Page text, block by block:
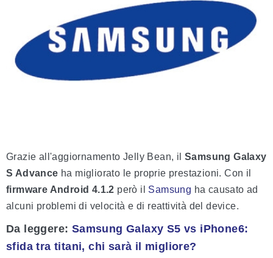
Grazie all'aggiornamento Jelly Bean, il Samsung Galaxy
S Advance ha migliorato le proprie prestazioni. Con il
firmware Android 4.1.2 però il Samsung ha causato ad
alcuni problemi di velocità e di reattività del device.
Da leggere: Samsung Galaxy S5 vs iPhone6:
sfida tra titani, chi sarà il migliore?